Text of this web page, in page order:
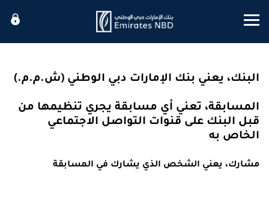
Mobile menu
البنك، يعني بنك الإمارات دبي الوطني (ش.م.م.)
المسابقة، تعني أي مسابقة يجري تنظيمها من
قبل البنك على قنوات التواصل الاجتماعي
الخاص به
مشارك، يعني الشخص الذي يشارك في المسابقة